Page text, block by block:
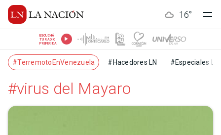
16°
ESCUCHÁ
TU RADIO
PREFERIDA
#TerremotoEnVenezuela #Hacedores LN #Especiales LN
#virus del Mayaro